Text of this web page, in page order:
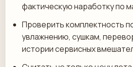
фактическую наработку по
Проверить комплектность
увлажнению, сушкам,
истории сервисных